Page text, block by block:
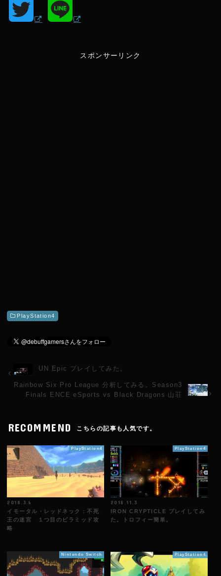
スポンサーリンク
PlayStation4
UN Epic プレイしてみた。
Rainbow Six Pro League 分析してみる。Season3
Finals ENCE eSports vs Black Dragons 山荘
RECOMMEND こちらの記事も人気です。
PlayStation4
2018.3.6
イモータル・レッドネック：不死
王の迷宮 １つ目のピラミッド攻
略
PlayStation4
2018.11.3
IRON CRYPTICLE プレイしてみ
た。トロフィー簡単。
Nintendo Switch PlayStation4